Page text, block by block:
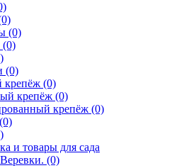
(0)
(0)
крепёж (0)
крепёж (0)
крепёж (0)
и товары для сада
(0)